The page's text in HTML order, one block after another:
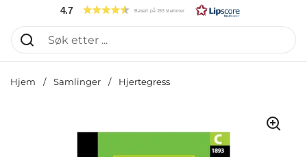
4.7 Basert på 193 stemmer
Hjem / Samlinger / Hjertegress